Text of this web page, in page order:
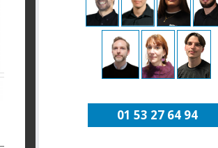
01 53 27 64 94